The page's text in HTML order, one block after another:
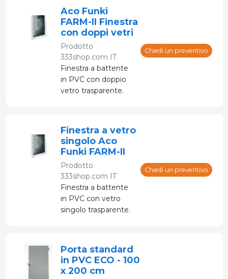
Aco Funki
FARM-II Finestra
con doppi vetri
Prodotto
333shop.com IT
Finestra a battente
in PVC con doppio
vetro trasparente.
Chiedi un preventivo
Finestra a vetro
singolo Aco
Funki FARM-II
Prodotto
333shop.com IT
Finestra a battente
in PVC con vetro
singolo trasparente.
Chiedi un preventivo
Porta standard
in PVC ECO - 100
x 200 cm